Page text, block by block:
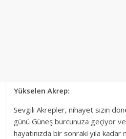
Yükselen Akrep:
Sevgili Akrepler, nihayet sizin
günü Güneş burcunuza geçiyor
hayatınızda bir sonraki yıla kadar